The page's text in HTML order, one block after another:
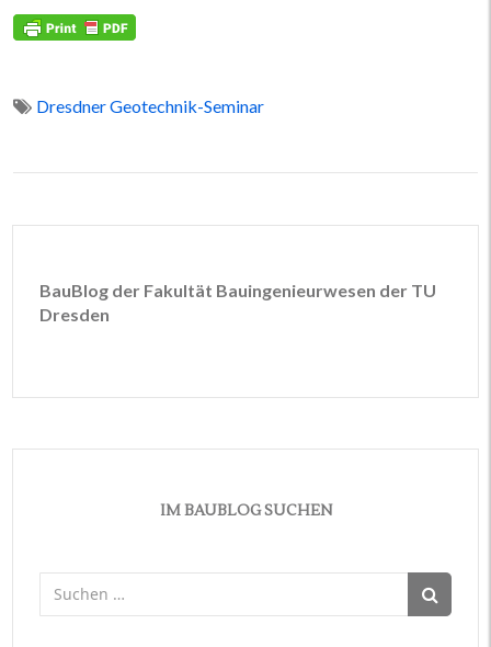
Dresdner Geotechnik-Seminar
BauBlog der Fakultät Bauingenieurwesen der TU
Dresden
IM BAUBLOG SUCHEN
Suchen
nach: